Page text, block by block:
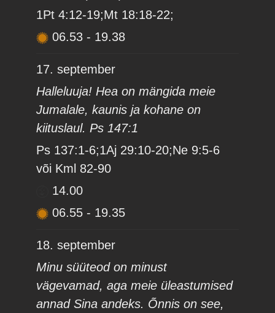
1Pt 4:12-19;Mt 18:18-22;
06.53 - 19.38
17. september
Halleluuja! Hea on mängida meie
Jumalale, kaunis ja kohane on
kiituslaul. Ps 147:1
Ps 137:1-6;1Aj 29:10-20;Ne 9:5-6
või Kml 82-90
14.00
06.55 - 19.35
18. september
Minu süüteod on minust
vägevamad, aga meie üleastumised
annad Sina andeks. Õnnis on see,